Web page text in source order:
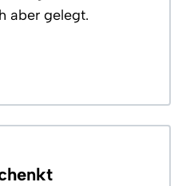
aber gelegt.